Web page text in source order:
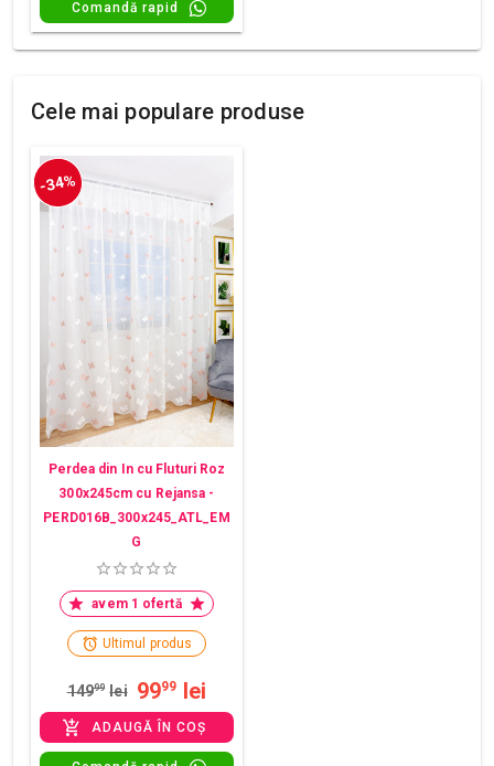
Comandă rapid
Cele mai populare produse
-34%
Perdea din In cu Fluturi Roz
300x245cm cu Rejansa -
PERD016B_300x245_ATL_EM
G
avem 1 ofertă
Ultimul produs
14999 lei 9999 lei
ADAUGĂ ÎN COȘ